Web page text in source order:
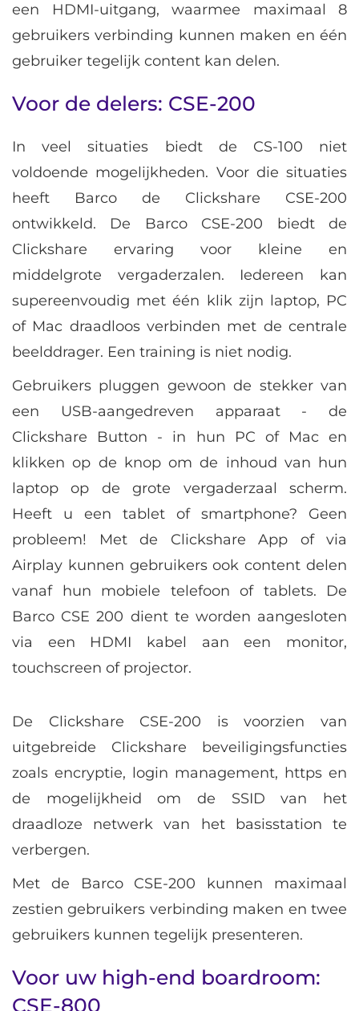
een HDMI-uitgang, waarmee maximaal 8
gebruikers verbinding kunnen maken en één
gebruiker tegelijk content kan delen.
Voor de delers: CSE-200
In veel situaties biedt de CS-100 niet
voldoende mogelijkheden. Voor die situaties
heeft Barco de Clickshare CSE-200
ontwikkeld. De Barco CSE-200 biedt de
Clickshare ervaring voor kleine en
middelgrote vergaderzalen. Iedereen kan
supereenvoudig met één klik zijn laptop, PC
of Mac draadloos verbinden met de centrale
beelddrager. Een training is niet nodig.
Gebruikers pluggen gewoon de stekker van
een USB-aangedreven apparaat - de
Clickshare Button - in hun PC of Mac en
klikken op de knop om de inhoud van hun
laptop op de grote vergaderzaal scherm.
Heeft u een tablet of smartphone? Geen
probleem! Met de Clickshare App of via
Airplay kunnen gebruikers ook content delen
vanaf hun mobiele telefoon of tablets. De
Barco CSE 200 dient te worden aangesloten
via een HDMI kabel aan een monitor,
touchscreen of projector.
De Clickshare CSE-200 is voorzien van
uitgebreide Clickshare beveiligingsfuncties
zoals encryptie, login management, https en
de mogelijkheid om de SSID van het
draadloze netwerk van het basisstation te
verbergen.
Met de Barco CSE-200 kunnen maximaal
zestien gebruikers verbinding maken en twee
gebruikers kunnen tegelijk presenteren.
Voor uw high-end boardroom:
CSE-800